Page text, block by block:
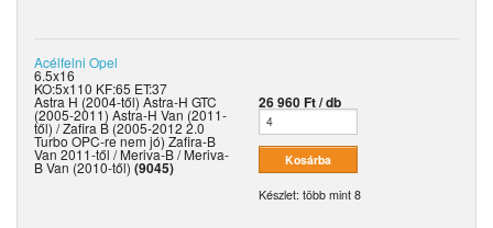
Acélfelni Opel
6.5x16
KO:5x110 KF:65 ET:37
Astra H (2004-től) Astra-H GTC
(2005-2011) Astra-H Van (2011-
től) / Zafira B (2005-2012 2.0
Turbo OPC-re nem jó) Zafira-B
Van 2011-től / Meriva-B / Meriva-
B Van (2010-től) (9045)
26 960 Ft / db
Készlet: több mint 8